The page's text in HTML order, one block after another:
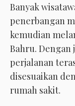
Banyak
penerbangan
kemudian
Bahru.
perjalanan
disesuaikan
rumah sakit.